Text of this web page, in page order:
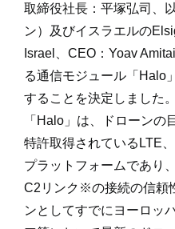
取締役社長：平塚弘司、
ン）及びイスラエルの
Israel、CEO：Yoav
る通信モジュール「Halo
することを決定しました。
「Halo」は、ドローンの
特許取得されているLTE
プラットフォームであり
C2リンク ※の接続の信頼
ンとしてすでにヨーロッ